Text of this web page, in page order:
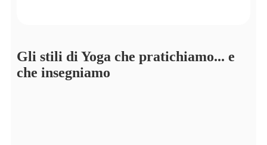
Gli stili di Yoga che pratichiamo... e
che insegniamo